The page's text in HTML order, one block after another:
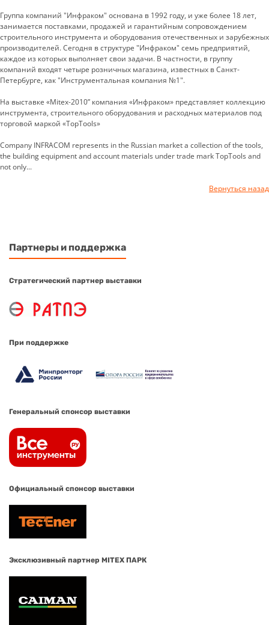
Группа компаний "Инфраком" основана в 1992 году, и уже более 18 лет,
занимается поставками, продажей и гарантийным сопровождением
строительного инструмента и оборудования отечественных и зарубежных
производителей. Сегодня в структуре "Инфраком" семь предприятий,
каждое из которых выполняет свои задачи. В частности, в группу
компаний входят четыре розничных магазина, известных в Санкт-
Петербурге, как "Инструментальная компания №1".
На выставке «Mitex-2010” компания «Инфраком» представляет коллекцию
инструмента, строительного оборудования и расходных материалов под
торговой маркой «TopTools»
Company INFRACOM represents in the Russian market a collection of the tools,
the building equipment and account materials under trade mark TopTools and
not only...
Вернуться назад
Партнеры и поддержка
Стратегический партнер выставки
При поддержке
Генеральный спонсор выставки
Официальный спонсор выставки
Эксклюзивный партнер MITEX ПАРК